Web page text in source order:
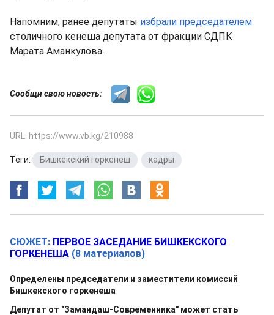
Напомним, ранее депутаты избрали председателем
столичного кенеша депутата от фракции СДПК
Марата Аманкулова.
Сообщи свою новость:
URL: https://www.vb.kg/210988
Теги: Бишкекский горкенеш кадры
СЮЖЕТ: ПЕРВОЕ ЗАСЕДАНИЕ БИШКЕКСКОГО
ГОРКЕНЕША (8 материалов)
Определены председатели и заместители комиссий
Бишкекского горкенеша
Депутат от "Замандаш-Современника" может стать